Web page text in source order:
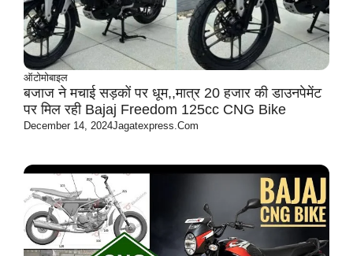
ऑटोमोबाइल
बजाज ने मचाई सड़कों पर धूम,,मात्र 20 हजार की डाउनपेमेंट
पर मिल रही Bajaj Freedom 125cc CNG Bike
December 14, 2024Jagatexpress.com